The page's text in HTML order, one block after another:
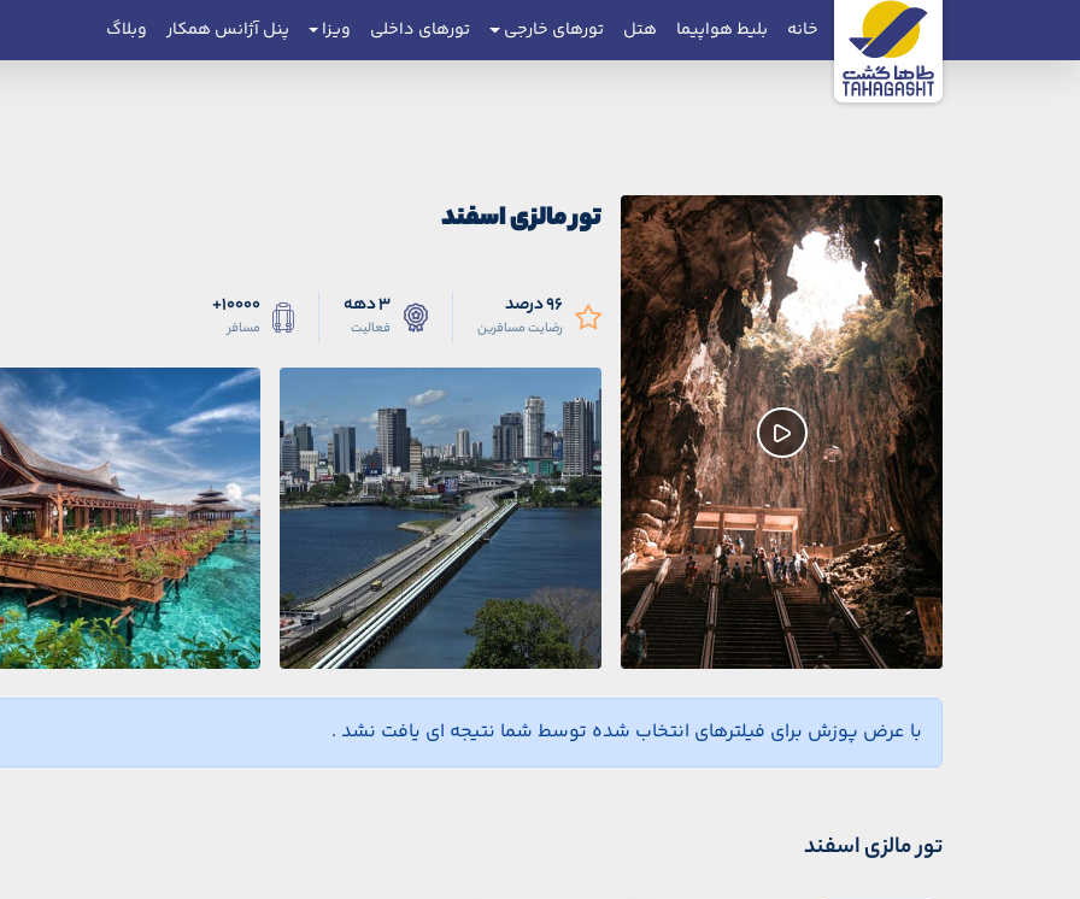
خانه بلیط هواپیما هتل تورهای خارجی تورهای داخلی ویزا پنل آژانس همکار وبلاگ
تور مالزی اسفند
96 درصد
رضایت مسافرین
3 دهه
فعالیت
10000+
مسافر
با عرض پوزش برای فیلترهای انتخاب شده توسط شما نتیجه ای یافت نشد .
تور مالزی اسفند